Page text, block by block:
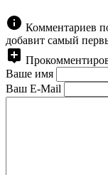
Комментариев
добавит самый
Ваше имя
Ваш E-Mail